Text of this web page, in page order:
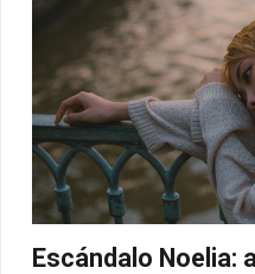
Escándalo Noelia: